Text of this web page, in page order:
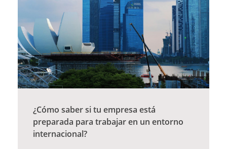
¿Cómo saber si tu empresa está
preparada para trabajar en un entorno
internacional?